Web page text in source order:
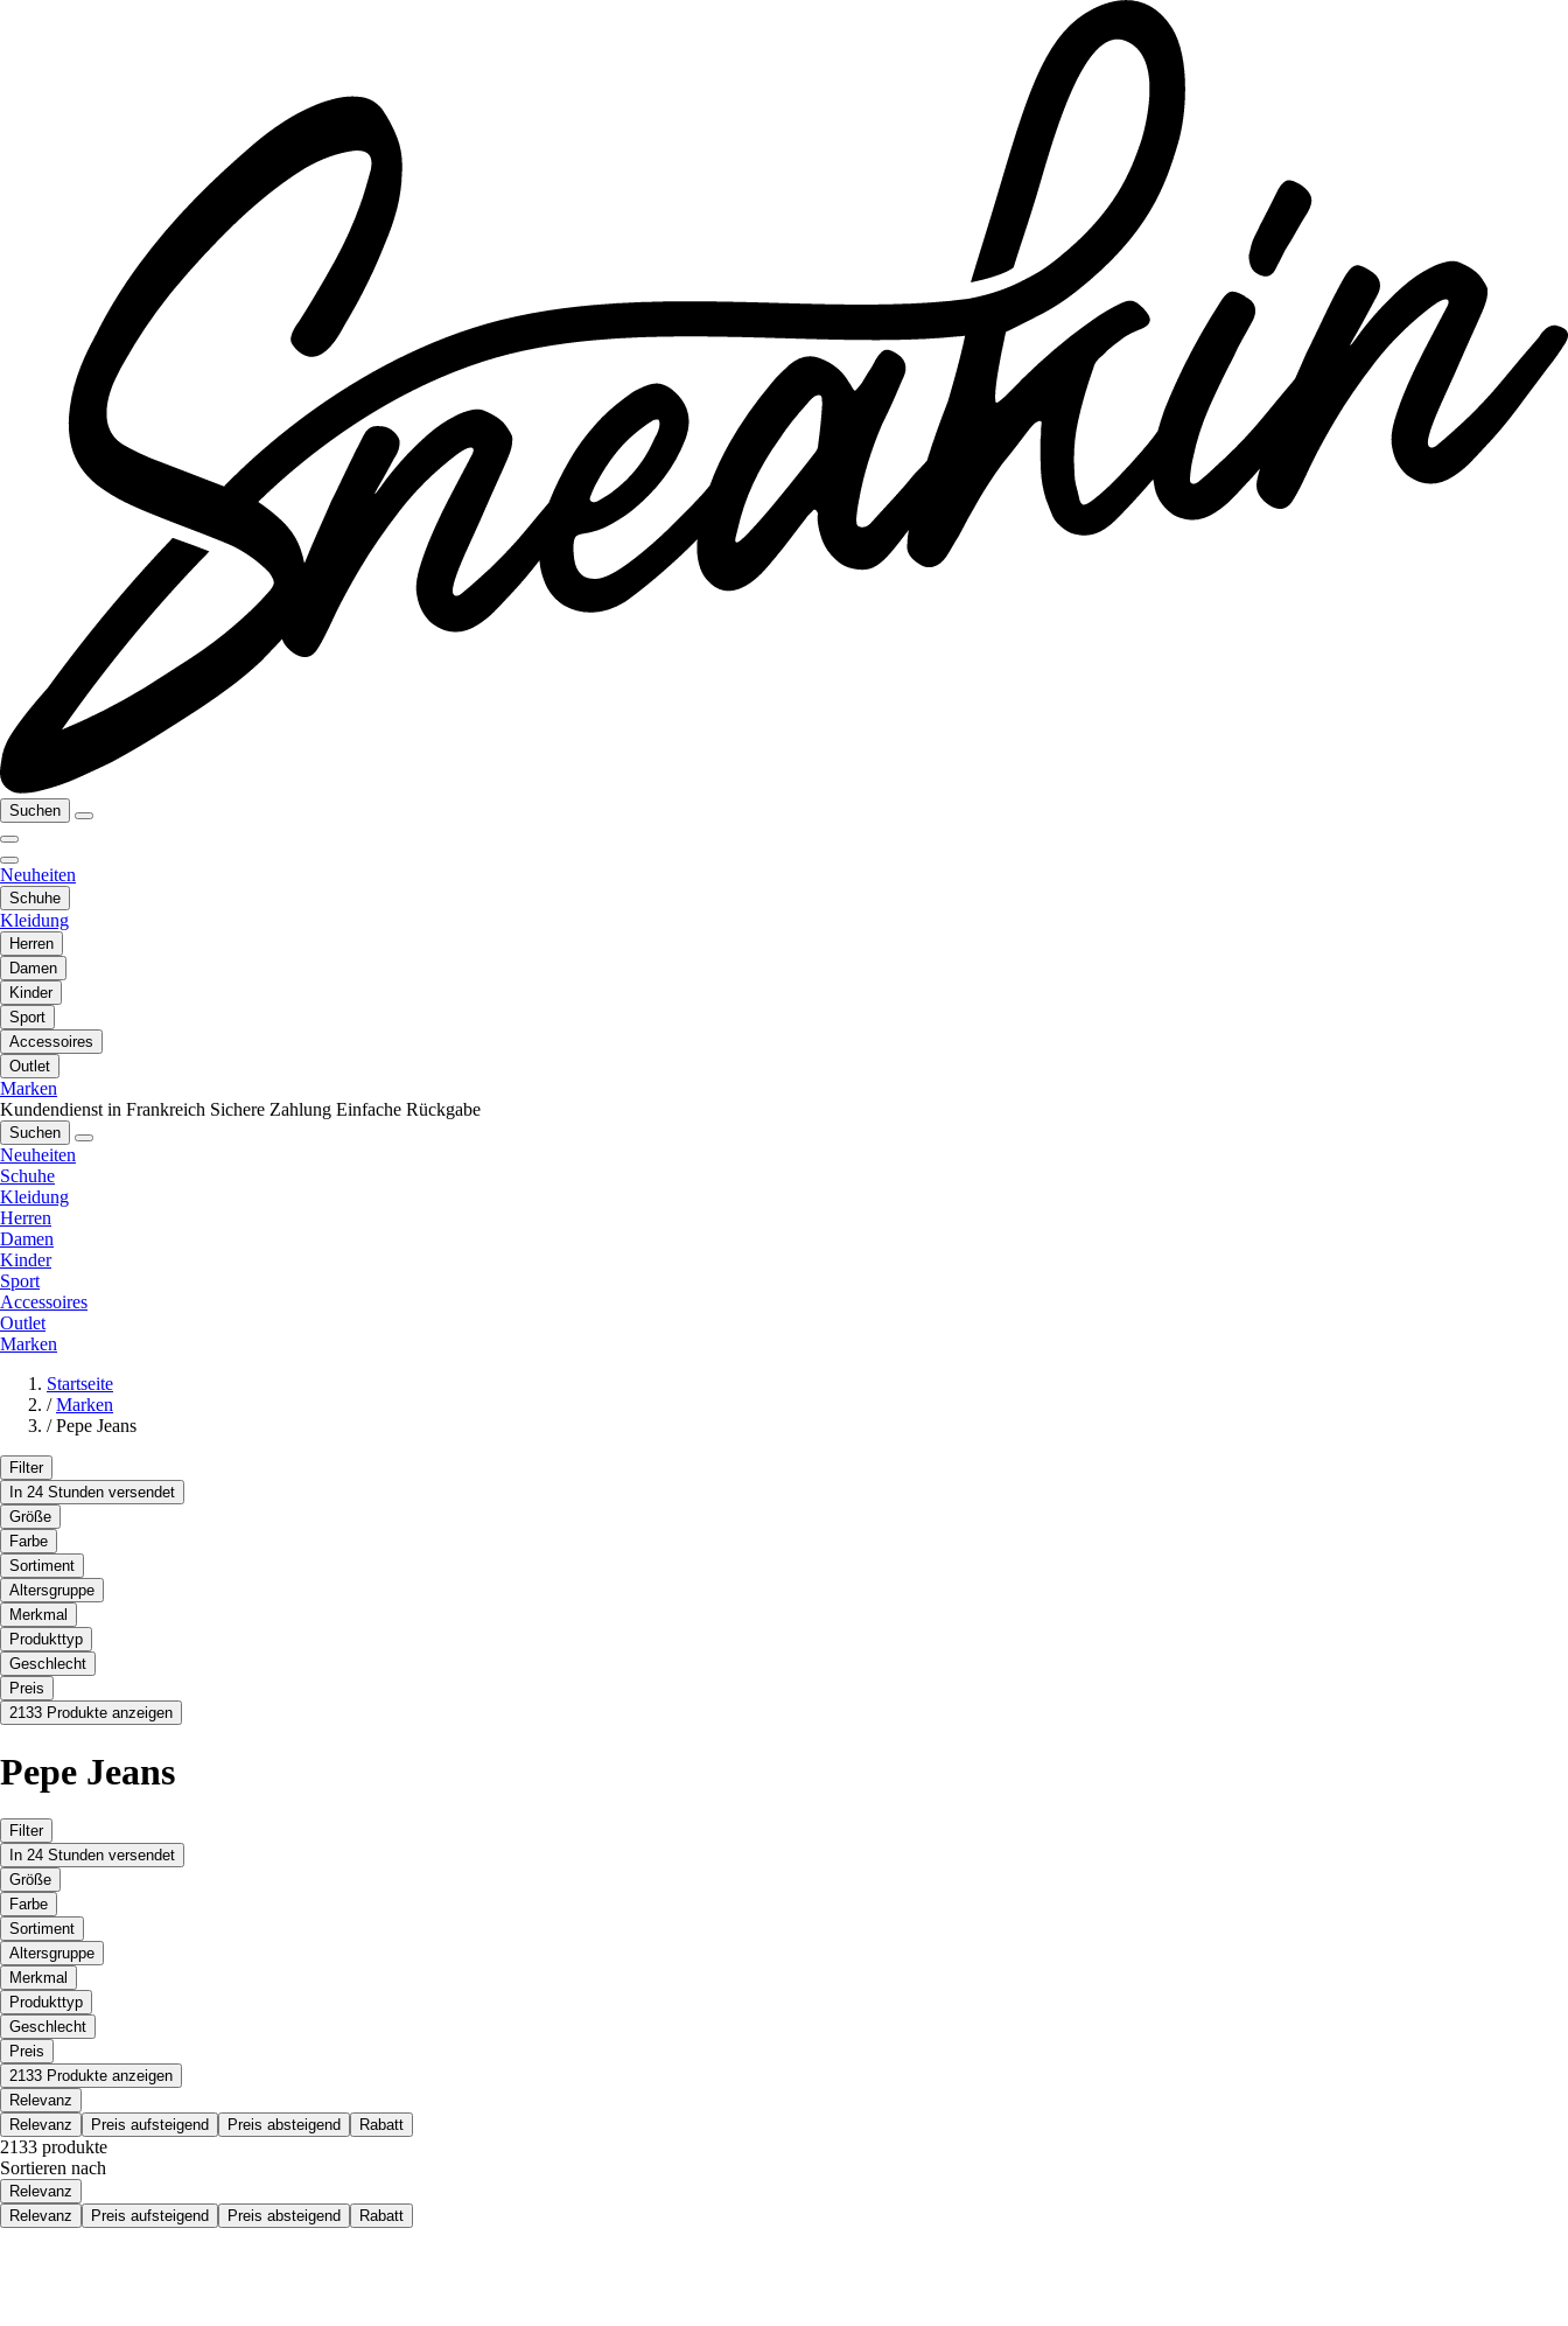
Suchen
Neuheiten
Schuhe
Kleidung
Herren
Damen
Kinder
Sport
Accessoires
Outlet
Marken
Kundendienst in Frankreich Sichere Zahlung Einfache Rückgabe
Suchen
Neuheiten
Schuhe
Kleidung
Herren
Damen
Kinder
Sport
Accessoires
Outlet
Marken
Startseite
/ Marken
/ Pepe Jeans
Filter
In 24 Stunden versendet
Größe
Farbe
Sortiment
Altersgruppe
Merkmal
Produkttyp
Geschlecht
Preis
2133 Produkte anzeigen
Pepe Jeans
Filter
In 24 Stunden versendet
Größe
Farbe
Sortiment
Altersgruppe
Merkmal
Produkttyp
Geschlecht
Preis
2133 Produkte anzeigen
Relevanz
Relevanz
Preis aufsteigend Preis absteigend Rabatt
2133 produkte
Sortieren nach
Relevanz
Relevanz
Preis aufsteigend Preis absteigend Rabatt